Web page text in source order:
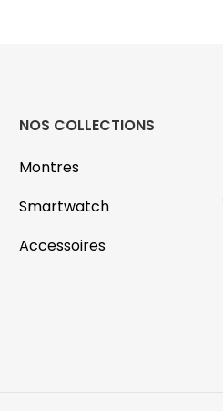
NOS COLLECTIONS
Montres
Smartwatch
Accessoires